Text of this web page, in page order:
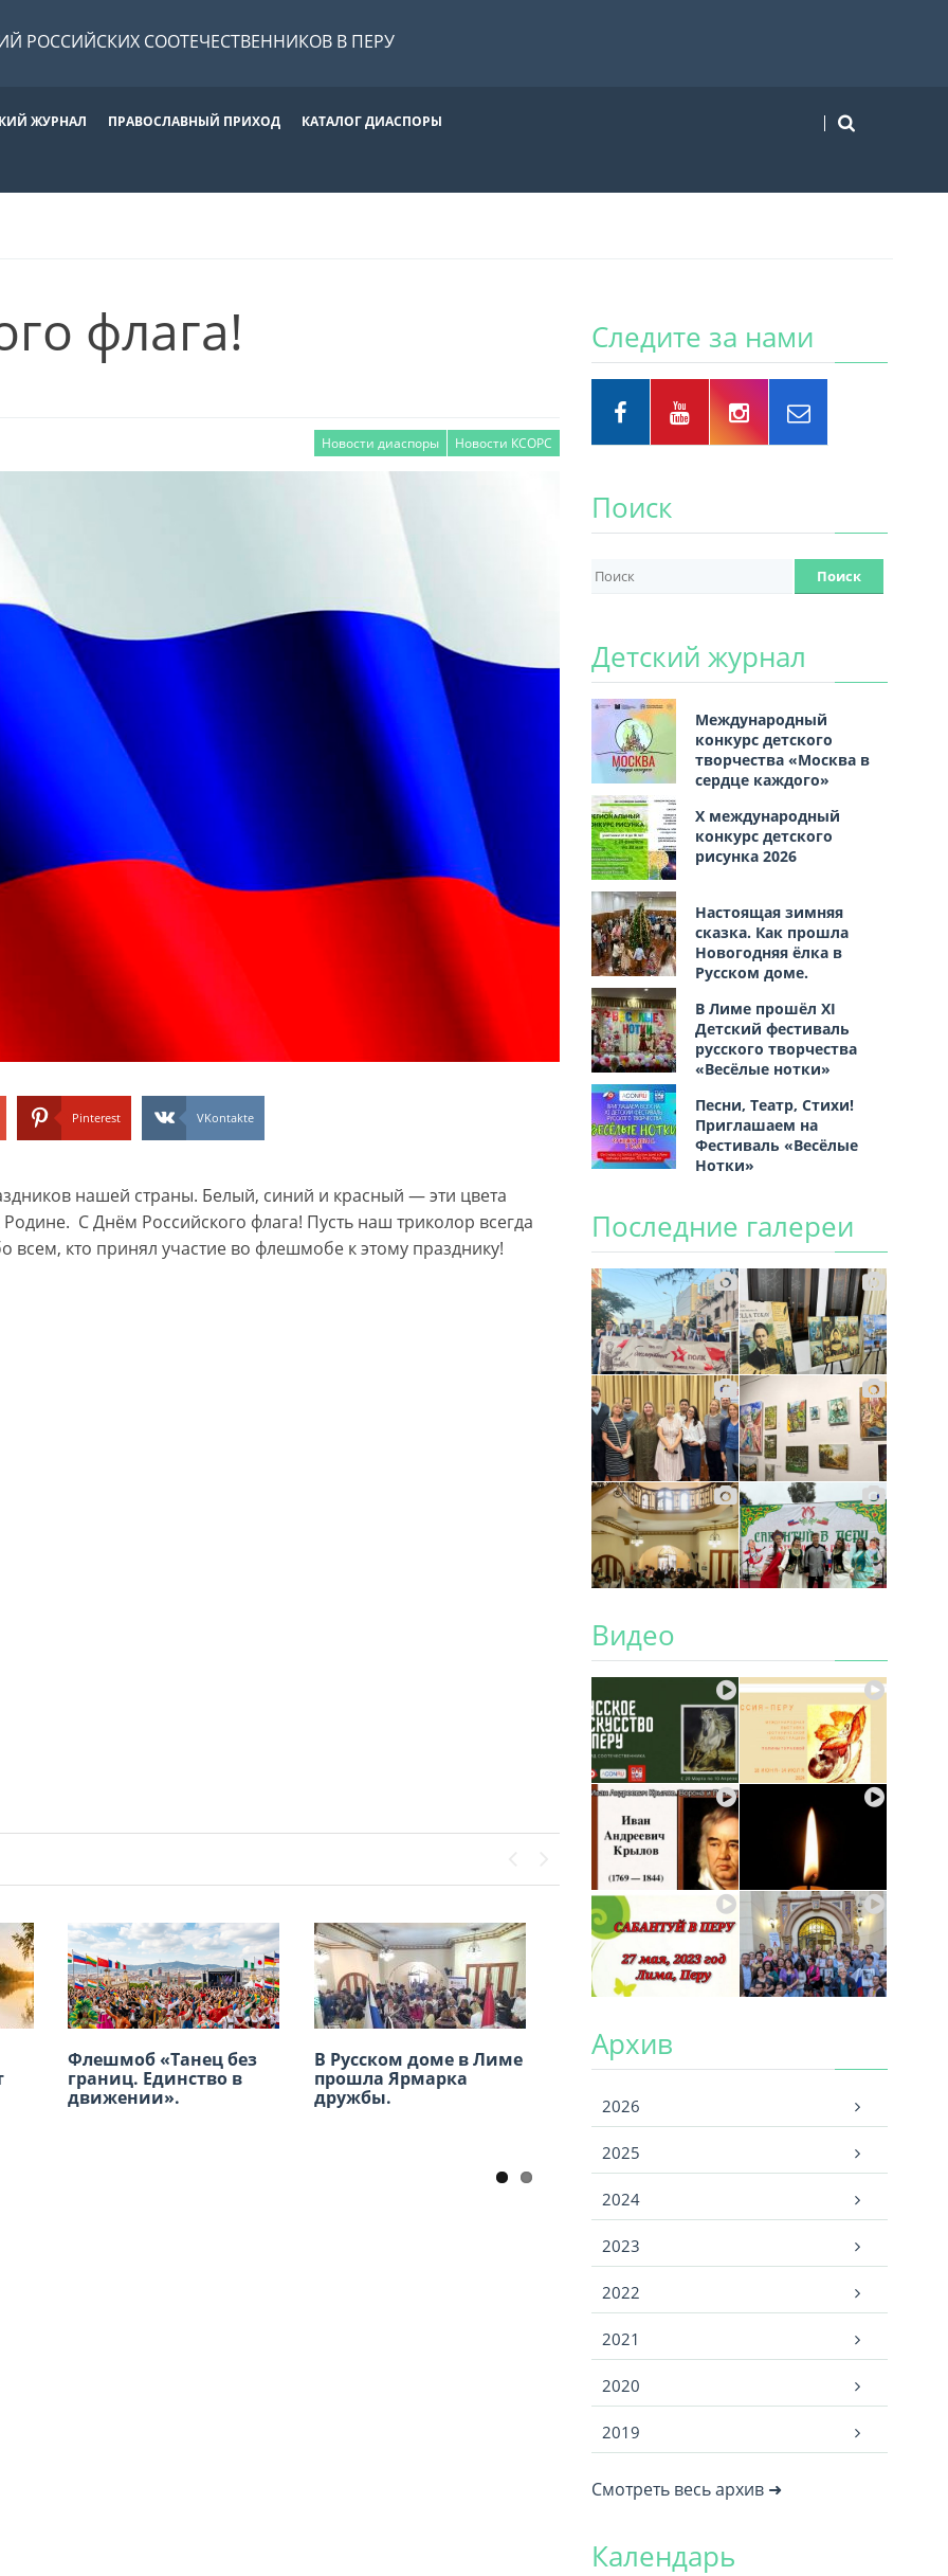
РОССИЙСКИХ СООТЕЧЕСТВЕННИКОВ В ПЕРУ
ЖУРНАЛ ПРАВОСЛАВНЫЙ ПРИХОД КАТАЛОГ ДИАСПОРЫ
флага!
Новости диаспоры Новости КСОРС
Pinterest VKontakte
нашей страны. Белый, синий и красный — эти цвета
С Днём Российского флага! Пусть наш триколор всегда
всем, кто принял участие во флешмобе к этому празднику!
Флешмоб «Танец без
границ. Единство в
движении».
В Русском доме в Лиме
прошла Ярмарка
дружбы.
XVIII Региональная
конференция
российских
Заседание ВКС
россйских
соотечественников16-
Следите за нами
Поиск
Детский журнал
Международный
конкурс детского
творчества «Москва в
сердце каждого»
Х международный
конкурс детского
рисунка 2026
Настоящая зимняя
сказка. Как прошла
Новогодняя ёлка в
Русском доме.
В Лиме прошёл XI
Детский фестиваль
русского творчества
«Весёлые нотки»
Песни, Театр, Стихи!
Приглашаем на
Фестиваль «Весёлые
Нотки»
Последние галереи
Видео
Архив
2026
2025
2024
2023
2022
2021
2020
2019
Смотреть весь архив ➜
Календарь